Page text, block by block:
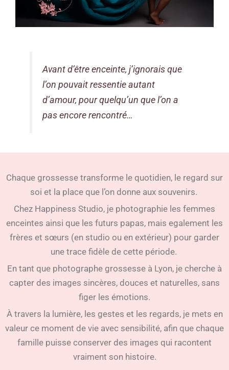
Avant d’être enceinte, j’ignorais que
l’on pouvait ressentie autant
d’amour, pour quelqu’un que l’on a
pas encore rencontré…
Chaque grossesse transforme le quotidien, le regard sur
soi et la place que l’on donne aux souvenirs.
Chez Happiness Studio, je photographie les femmes
enceintes ainsi que les futurs papas, mais egalement les
frères et sœurs (en studio ou en extérieur) pour garder
une trace fidèle de cette période.
En tant que photographe grossesse à Lyon, je cherche à
capter des images sincères, douces et naturelles, sans
figer les émotions.
À travers la lumière, les gestes et les regards, je mets en
valeur ce moment de vie avec sensibilité, afin que chaque
famille puisse conserver des images qui racontent
vraiment son histoire.